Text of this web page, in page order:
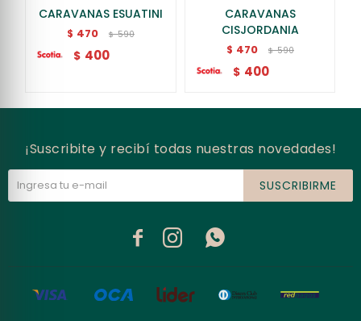
CARAVANAS ESUATINI
$ 470 $ 590
$ 400
CARAVANAS
CISJORDANIA
$ 470 $ 590
$ 400
¡Suscribite y recibí todas nuestras novedades!
SUSCRIBIRME
  